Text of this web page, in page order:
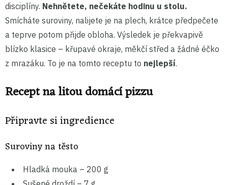
disciplíny. Nehnětete, nečekáte hodinu u stolu.
Smícháte suroviny, nalijete je na plech, krátce předpečete
a teprve potom přijde obloha. Výsledek je překvapivě
blízko klasice – křupavé okraje, měkčí střed a žádné éčko
z mrazáku. To je na tomto receptu to nejlepší.
Recept na litou domácí pizzu
Připravte si ingredience
Suroviny na těsto
Hladká mouka – 200 g